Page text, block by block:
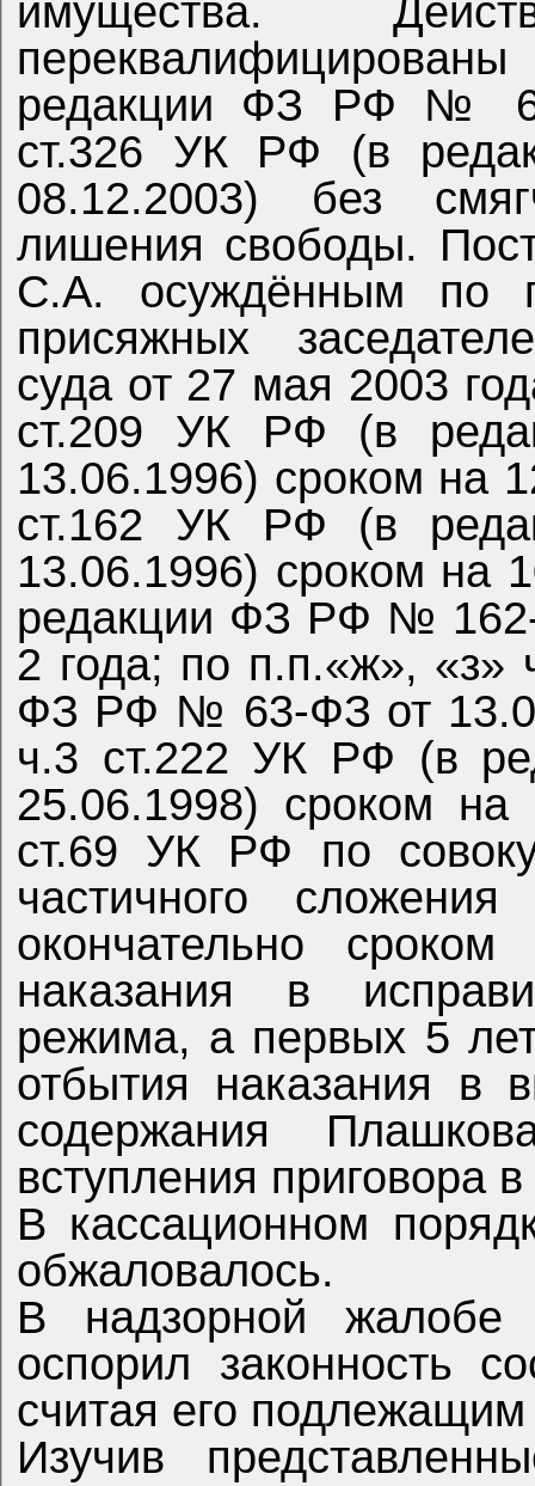
имущества.
редакции ФЗ РФ №
ст.326 УК РФ (в
08.12.2003) без
лишения свободы.
С.А. осуждённым по
присяжных
суда от 27 мая 2003
ст.209 УК РФ (в
13.06.1996) сроком на
ст.162 УК РФ (в
13.06.1996) сроком на
редакции ФЗ РФ №
2 года; по п.п.«ж», «з»
ФЗ РФ № 63-ФЗ от
ч.3 ст.222 УК РФ (в
25.06.1998) сроком
ст.69 УК РФ по
частичного
окончательно
наказания в
режима, а первых 5
отбытия наказания в
содержания
вступления приговора
В кассационном
обжаловалось.
В надзорной
оспорил законность
считая его
Изучив